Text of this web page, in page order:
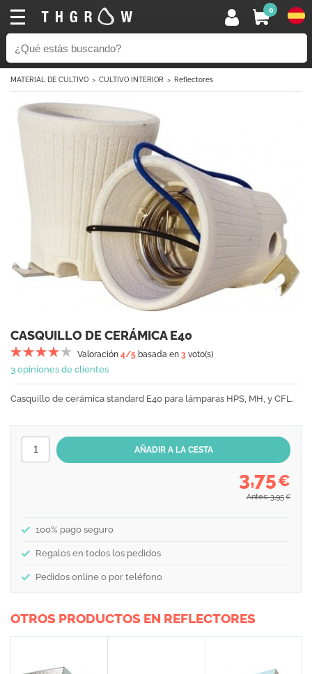
0
MATERIAL DE CULTIVO CULTIVO INTERIOR Reflectores
CASQUILLO DE CERÁMICA E40
Valoración 4/5 basada en 3 voto(s)
3 opiniones de clientes
Casquillo de cerámica standard E40 para lámparas HPS, MH, y CFL.
3,75€
Antes: 3,95 €
100% pago seguro
Regalos en todos los pedidos
Pedidos online o por teléfono
OTROS PRODUCTOS EN REFLECTORES